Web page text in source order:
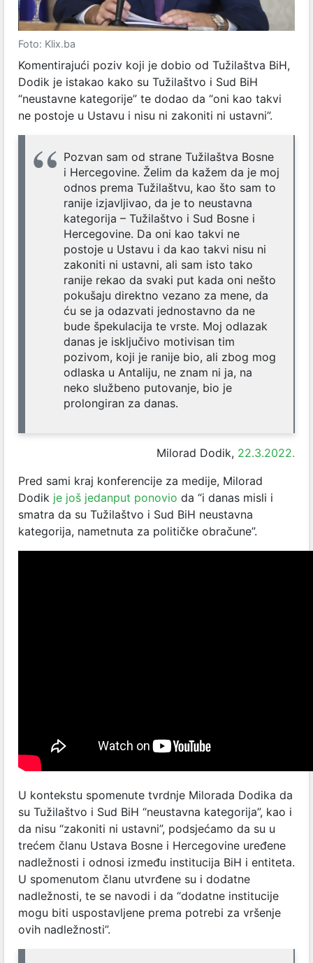
Foto: Klix.ba
Komentirajući poziv koji je dobio od Tužilaštva BiH,
Dodik je istakao kako su Tužilaštvo i Sud BiH
“neustavne kategorije” te dodao da “oni kao takvi
ne postoje u Ustavu i nisu ni zakoniti ni ustavni”.
Pozvan sam od strane Tužilaštva Bosne
i Hercegovine. Želim da kažem da je moj
odnos prema Tužilaštvu, kao što sam to
ranije izjavljivao, da je to neustavna
kategorija – Tužilaštvo i Sud Bosne i
Hercegovine. Da oni kao takvi ne
postoje u Ustavu i da kao takvi nisu ni
zakoniti ni ustavni, ali sam isto tako
ranije rekao da svaki put kada oni nešto
pokušaju direktno vezano za mene, da
ću se ja odazvati jednostavno da ne
bude špekulacija te vrste. Moj odlazak
danas je isključivo motivisan tim
pozivom, koji je ranije bio, ali zbog mog
odlaska u Antaliju, ne znam ni ja, na
neko službeno putovanje, bio je
prolongiran za danas.
Milorad Dodik, 22.3.2022.
Pred sami kraj konferencije za medije, Milorad
Dodik je još jedanput ponovio da “i danas misli i
smatra da su Tužilaštvo i Sud BiH neustavna
kategorija, nametnuta za političke obračune”.
U kontekstu spomenute tvrdnje Milorada Dodika da
su Tužilaštvo i Sud BiH “neustavna kategorija”, kao i
da nisu “zakoniti ni ustavni”, podsjećamo da su u
trećem članu Ustava Bosne i Hercegovine uređene
nadležnosti i odnosi između institucija BiH i entiteta.
U spomenutom članu utvrđene su i dodatne
nadležnosti, te se navodi i da “dodatne institucije
mogu biti uspostavljene prema potrebi za vršenje
ovih nadležnosti”.